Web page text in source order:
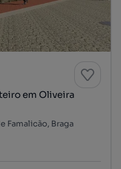
em Oliveira
Famalicão, Braga